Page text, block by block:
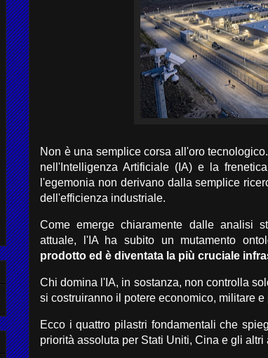
Non è una semplice corsa all'oro tecnologico.
nell'Intelligenza Artificiale (IA) e la
l'egemonia non derivano dalla semplice
dell'efficienza industriale.
Come emerge chiaramente dalle analisi
attuale, l'IA ha subito un mutamento
prodotto ed è diventata la più cruciale
Chi domina l'IA, in sostanza, non controlla
si costruiranno il potere economico, militare e
Ecco i quattro pilastri fondamentali che
priorità assoluta per Stati Uniti, Cina e gli altri